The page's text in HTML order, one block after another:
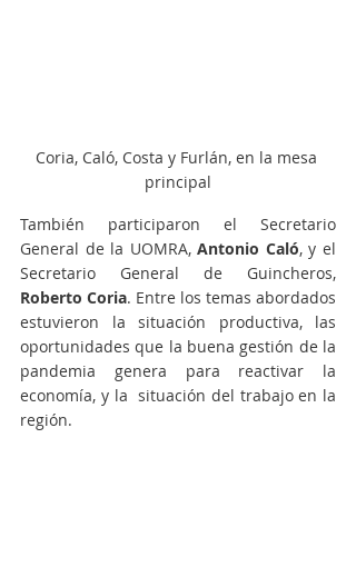
Coria, Caló, Costa y Furlán, en la mesa
principal
También participaron el Secretario
General de la UOMRA, Antonio Caló, y el
Roberto Coria. Entre los temas abordados
estuvieron la situación productiva, las
oportunidades que la buena gestión de la
pandemia genera para reactivar la
economía, y la  situación del trabajo en la
región.